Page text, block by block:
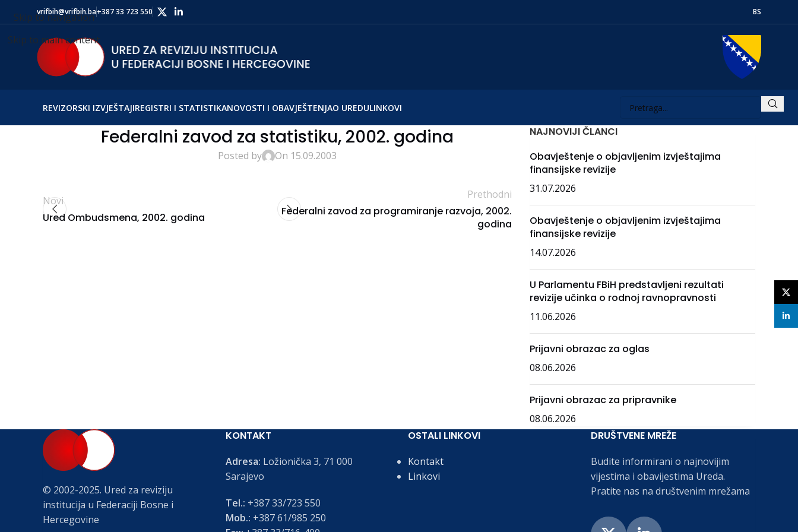
Skip to navigation
Skip to main content
vrifbih@vrifbih.ba+387 33 723 550 BS
REVIZORSKI IZVJEŠTAJIREGISTRI I STATISTIKANOVOSTI I OBAVJEŠTENJAO UREDULINKOVI
Federalni zavod za statistiku, 2002. godina
Posted by On 15.09.2003
Novi
Ured Ombudsmena, 2002. godina
Prethodni
Federalni zavod za programiranje razvoja, 2002.
godina
NAJNOVIJI ČLANCI
Obavještenje o objavljenim izvještajima
finansijske revizije
31.07.2026
Obavještenje o objavljenim izvještajima
finansijske revizije
14.07.2026
U Parlamentu FBiH predstavljeni rezultati
revizije učinka o rodnoj ravnopravnosti
11.06.2026
Prijavni obrazac za oglas
08.06.2026
Prijavni obrazac za pripravnike
08.06.2026
© 2002-2025. Ured za reviziju
institucija u Federaciji Bosne i
Hercegovine
KONTAKT
Adresa: Ložionička 3, 71 000
Sarajevo
Tel.: +387 33/723 550
Mob.: +387 61/985 250
OSTALI LINKOVI
Kontakt
Linkovi
DRUŠTVENE MREŽE
Budite informirani o najnovijim
vijestima i obavijestima Ureda.
Pratite nas na društvenim mrežama